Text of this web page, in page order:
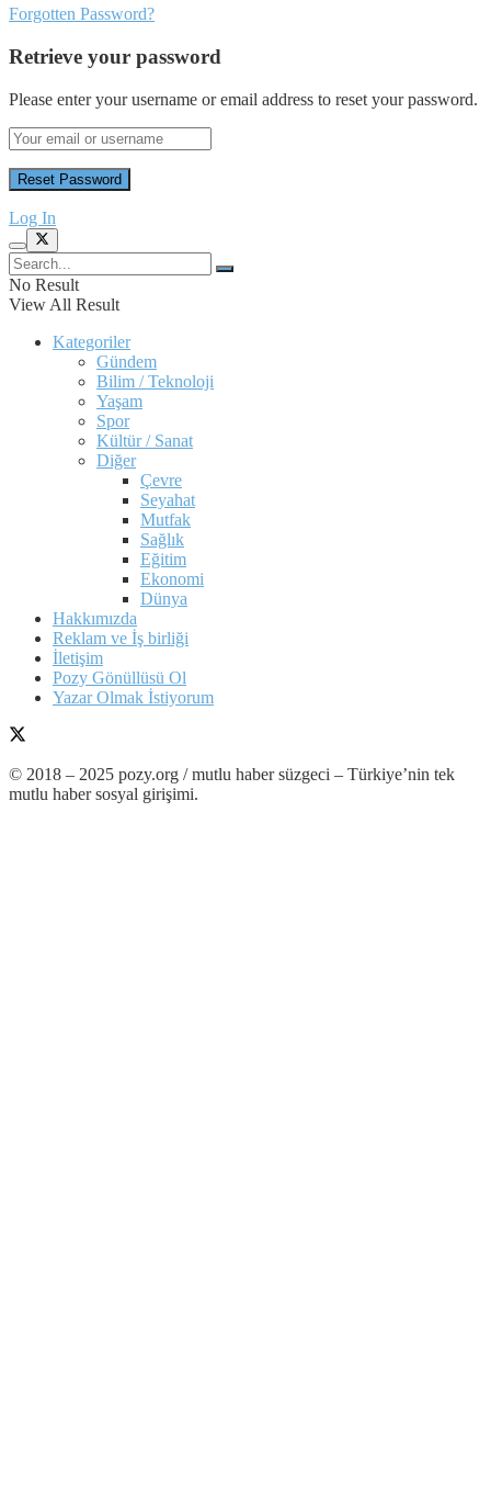
Forgotten Password?
Retrieve your password
Please enter your username or email address to reset your password.
Log In
No Result
View All Result
Kategoriler
Gündem
Bilim / Teknoloji
Yaşam
Spor
Kültür / Sanat
Diğer
Çevre
Seyahat
Mutfak
Sağlık
Eğitim
Ekonomi
Dünya
Hakkımızda
Reklam ve İş birliği
İletişim
Pozy Gönüllüsü Ol
Yazar Olmak İstiyorum
© 2018 – 2025 pozy.org / mutlu haber süzgeci – Türkiye’nin tek
mutlu haber sosyal girişimi.